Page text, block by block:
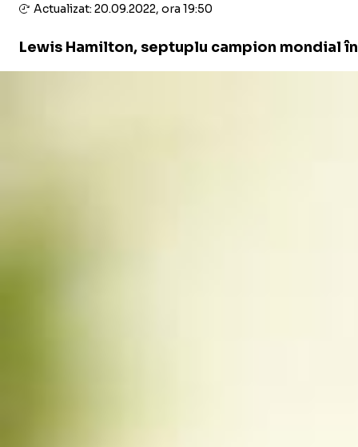
Actualizat: 20.09.2022, ora 19:50
Lewis Hamilton, septuplu campion mondial